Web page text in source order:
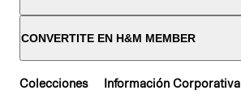
CONVERTITE EN H&M MEMBER
Colecciones Información Corporativa